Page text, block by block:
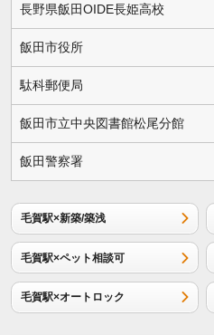
長野県飯田OIDE長姫高校
飯田市役所
駄科郵便局
飯田市立中央図書館松尾分館
飯田警察署
毛賀駅×新築/築浅
毛賀駅×ペット相談可
毛賀駅×オートロック